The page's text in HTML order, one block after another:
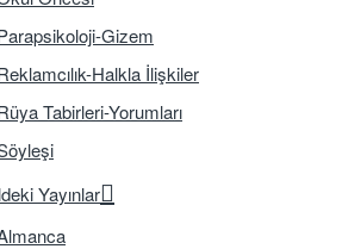
Gizem
Halkla İlişkiler
Tabirleri-Yorumları
Yayınlar